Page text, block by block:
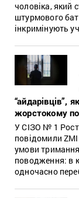
чоловіка, який
штурмового
інкримінують
“айдарівців”,
жорстокому
У СІЗО № 1
повідомили
умови
поводження: в
одночасно